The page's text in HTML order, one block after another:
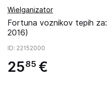
Wielganizator
Fortuna voznikov tepih za:
2016)
ID: 22152000
2585 €